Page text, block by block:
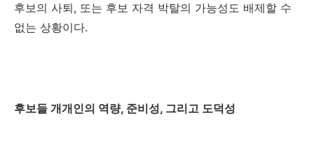
후보의 사퇴, 또는 후보 자격 박탈의 가능성도 배제할 수
없는 상황이다.
후보들 개개인의 역량, 준비성, 그리고 도덕성